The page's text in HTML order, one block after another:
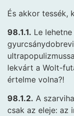
És akkor tessék,
98.1.1. Le
lekvárt a Wolt-
értelme volna?!
98.1.2. A
csak az eleje: az